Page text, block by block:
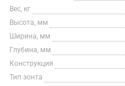
Вес, кг
Высота, мм
Ширина, мм
Глубина, мм
Конструкция
Тип зонта